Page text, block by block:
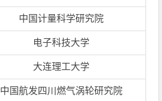
中国计量科学研究院
电子科技大学
大连理工大学
中国航发四川燃气涡轮研究院